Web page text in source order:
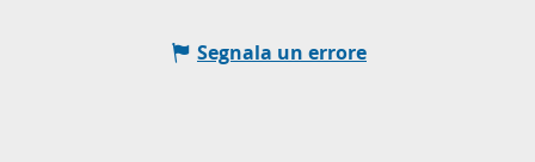
Segnala un errore